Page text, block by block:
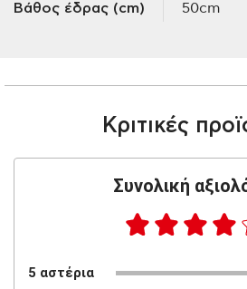
Βάθος έδρας (cm)
50cm
Κριτικές
Συνολική
5 αστέρια